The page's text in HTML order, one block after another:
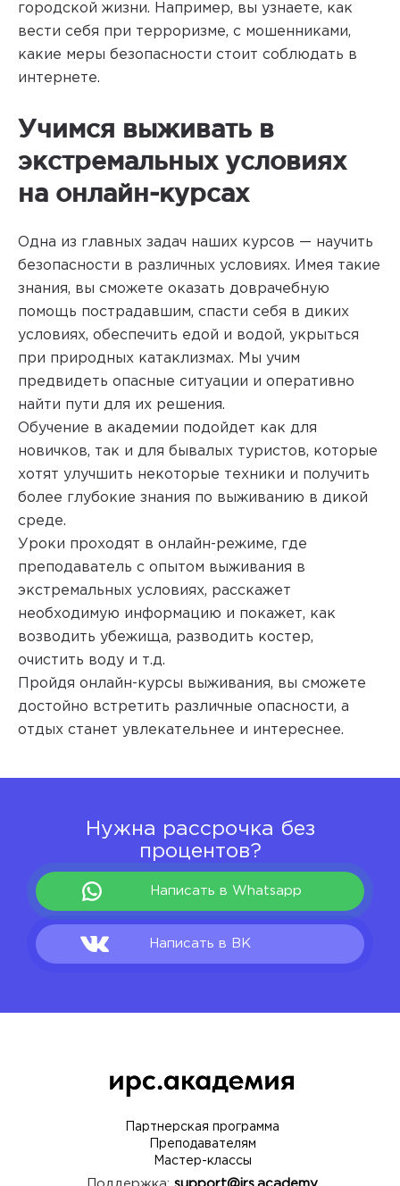
городской жизни. Например, вы узнаете, как
вести себя при терроризме, с мошенниками,
какие меры безопасности стоит соблюдать в
интернете.
Учимся выживать в
экстремальных условиях
на онлайн-курсах
Одна из главных задач наших курсов — научить
безопасности в различных условиях. Имея такие
знания, вы сможете оказать доврачебную
помощь пострадавшим, спасти себя в диких
условиях, обеспечить едой и водой, укрыться
при природных катаклизмах. Мы учим
предвидеть опасные ситуации и оперативно
найти пути для их решения.
Обучение в академии подойдет как для
новичков, так и для бывалых туристов, которые
хотят улучшить некоторые техники и получить
более глубокие знания по выживанию в дикой
среде.
Уроки проходят в онлайн-режиме, где
преподаватель с опытом выживания в
экстремальных условиях, расскажет
необходимую информацию и покажет, как
возводить убежища, разводить костер,
очистить воду и т.д.
Пройдя онлайн-курсы выживания, вы сможете
достойно встретить различные опасности, а
отдых станет увлекательнее и интереснее.
Нужна рассрочка без
процентов?
Написать в Whatsapp
Написать в ВК
Партнерская программа
Преподавателям
Мастер-классы